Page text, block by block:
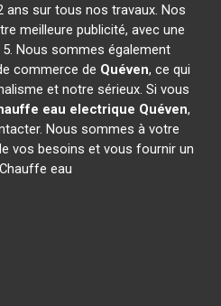
sur tous nos travaux. Nos
meilleure publicité, avec une
Nous sommes également
commerce de Quéven, ce qui
et notre sérieux. Si vous
eau electrique Quéven,
Nous sommes à votre
vos besoins et vous fournir un
eau